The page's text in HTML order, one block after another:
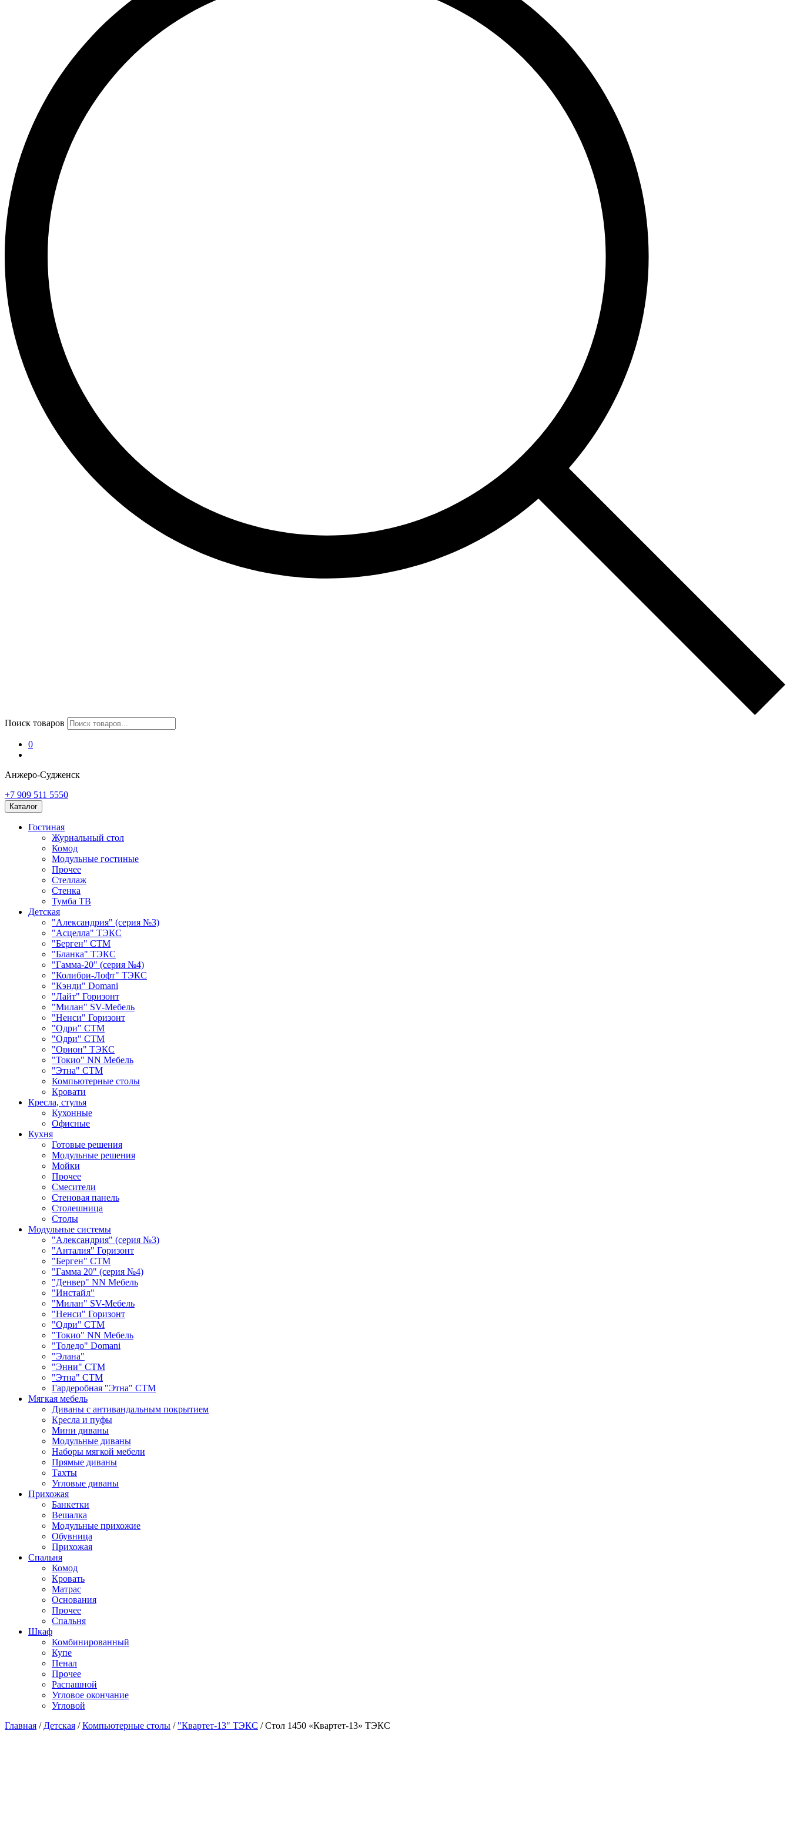
Поиск товаров
0
Анжеро-Судженск
+7 909 511 5550
Каталог
Гостиная
Журнальный стол
Комод
Модульные гостиные
Прочее
Стеллаж
Стенка
Тумба ТВ
Детская
"Александрия" (серия №3)
"Асцелла" ТЭКС
"Берген" СТМ
"Бланка" ТЭКС
"Гамма-20" (серия №4)
"Колибри-Лофт" ТЭКС
"Кэнди" Domani
"Лайт" Горизонт
"Милан" SV-Мебель
"Ненси" Горизонт
"Одри" СТМ
"Одри" СТМ
"Орион" ТЭКС
"Токио" NN Мебель
"Этна" СТМ
Компьютерные столы
Кровати
Кресла, стулья
Кухонные
Офисные
Кухня
Готовые решения
Модульные решения
Мойки
Прочее
Смесители
Стеновая панель
Столешница
Столы
Модульные системы
"Александрия" (серия №3)
"Анталия" Горизонт
"Берген" СТМ
"Гамма 20" (серия №4)
"Денвер" NN Мебель
"Инстайл"
"Милан" SV-Мебель
"Ненси" Горизонт
"Одри" СТМ
"Токио" NN Мебель
"Толедо" Domani
"Элана"
"Энни" СТМ
"Этна" СТМ
Гардеробная "Этна" СТМ
Мягкая мебель
Диваны с антивандальным покрытием
Кресла и пуфы
Мини диваны
Модульные диваны
Наборы мягкой мебели
Прямые диваны
Тахты
Угловые диваны
Прихожая
Банкетки
Вешалка
Модульные прихожие
Обувница
Прихожая
Спальня
Комод
Кровать
Матраc
Основания
Прочее
Спальня
Шкаф
Комбинированный
Купе
Пенал
Прочее
Распашной
Угловое окончание
Угловой
Главная /Детская /Компьютерные столы / "Квартет-13" ТЭКС /Стол 1450 «Квартет-13» ТЭКС